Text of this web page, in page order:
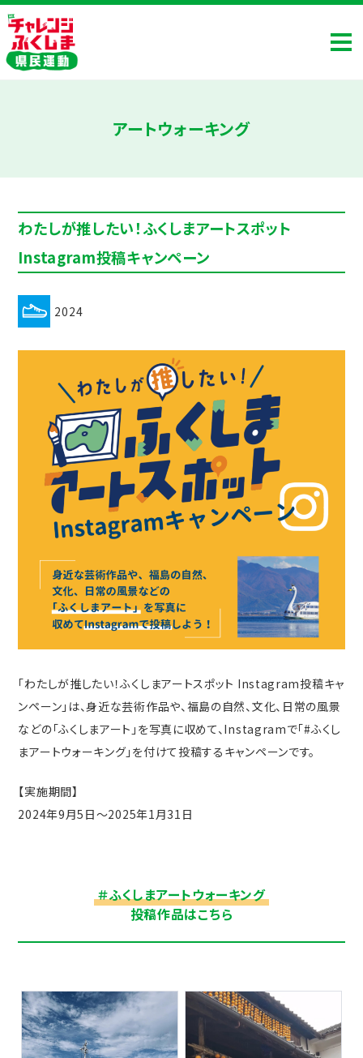
アートウォーキング
わたしが推したい！ふくしまアートスポット
Instagram投稿キャンペーン
2024
「わたしが推したい！ふくしまアートスポット Instagram投稿キャ
ンペーン」は、身近な芸術作品や、福島の自然、文化、日常の風景
などの「ふくしまアート」を写真に収めて、Instagramで「#ふくし
まアートウォーキング」を付けて投稿するキャンペーンです。
【実施期間】
2024年9月5日～2025年1月31日
＃ふくしまアートウォーキング
投稿作品はこちら